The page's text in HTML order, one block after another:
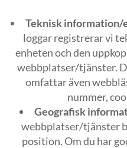
Teknisk
loggar registrerar vi
enheten och den
webbplatser/tjänster.
omfattar även
nummer,
Geografisk
webbplatser/tjänster
position. Om du har